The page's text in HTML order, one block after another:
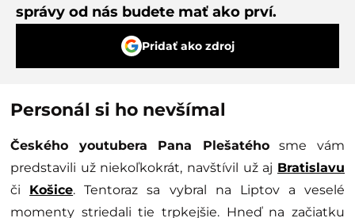
správy od nás budete mať ako prví.
Pridať ako zdroj
Personál si ho nevšímal
Českého youtubera Pana Plešatéhosme vám
predstavili už niekoľkokrát, navštívil už aj Bratislavu
či Košice. Tentoraz sa vybral na Liptov a veselé
momenty striedali tie trpkejšie. Hneď na začiatku